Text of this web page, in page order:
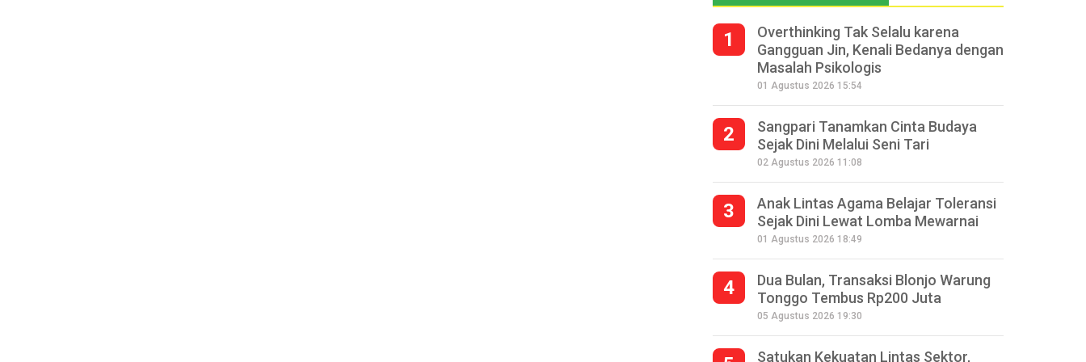
1
Overthinking Tak Selalu karena
Gangguan Jin, Kenali Bedanya dengan
Masalah Psikologis
01 Agustus 2026 15:54
2
Sangpari Tanamkan Cinta Budaya
Sejak Dini Melalui Seni Tari
02 Agustus 2026 11:08
3
Anak Lintas Agama Belajar Toleransi
Sejak Dini Lewat Lomba Mewarnai
01 Agustus 2026 18:49
4
Dua Bulan, Transaksi Blonjo Warung
Tonggo Tembus Rp200 Juta
05 Agustus 2026 19:30
Satukan Kekuatan Lintas Sektor,